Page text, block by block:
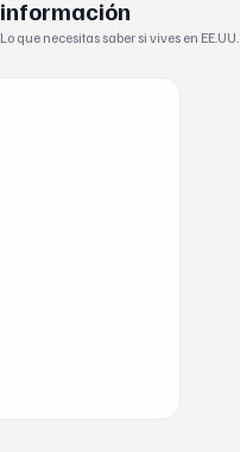
información
Lo que necesitas saber si vives en EE.UU.